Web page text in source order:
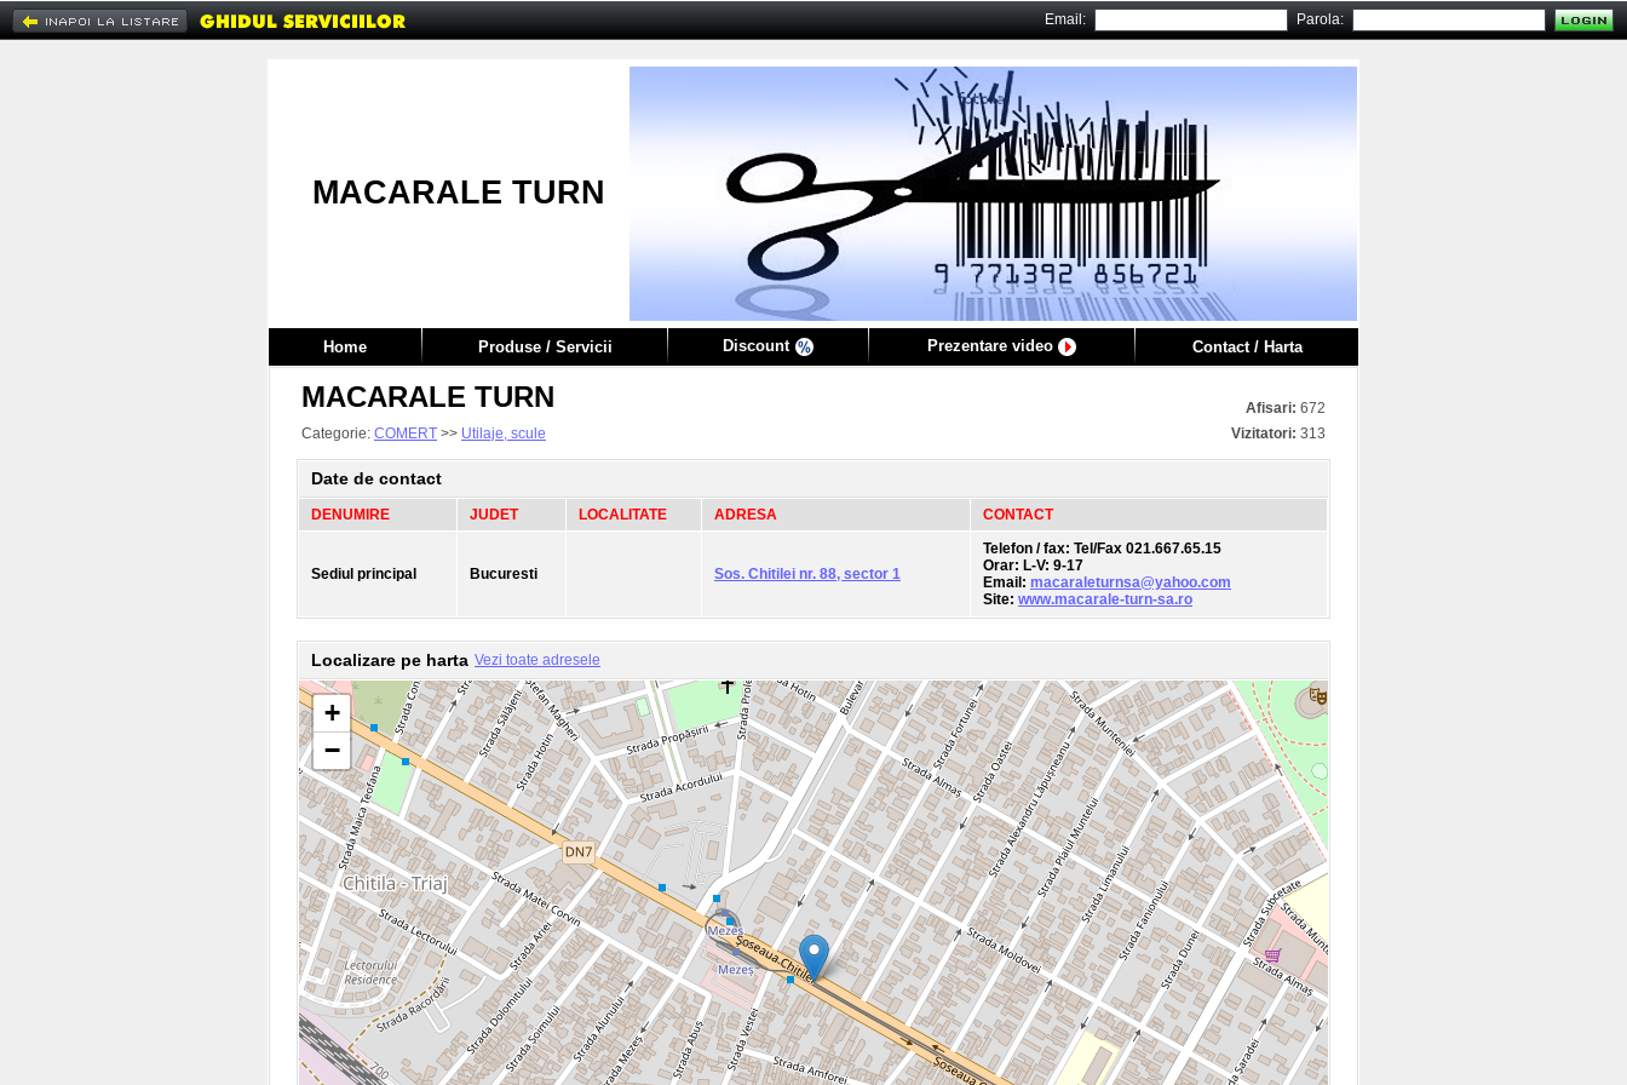
MACARALE TURN
Home Produse / Servicii Discount Prezentare video Contact / Harta
MACARALE TURN Afisari: 672
Categorie: COMERT >> Utilaje, scule Vizitatori: 313
Date de contact
DENUMIRE JUDET LOCALITATE ADRESA CONTACT
Sediul principal Bucuresti Sos. Chitilei nr. 88, sector 1
Telefon / fax: Tel/Fax 021.667.65.15
Orar: L-V: 9-17
Email : macaraleturnsa@yahoo.com
Site: www.macarale-turn-sa.ro
Localizare pe harta Vezi toate adresele
+
−
Email: Parola: